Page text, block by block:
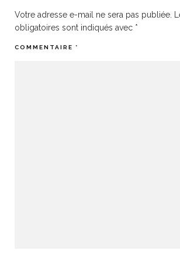
Votre adresse e-mail ne sera pas publiée.
obligatoires sont indiqués avec *
COMMENTAIRE *